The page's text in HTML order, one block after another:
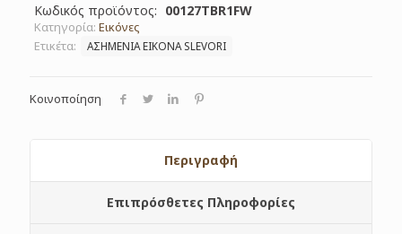
Κωδικός προϊόντος: 00127TBR1FW
Κατηγορία: Εικόνες
Ετικέτα:
ΑΣΗΜΕΝΙΑ ΕΙΚΟΝΑ SLEVORI
Κοινοποίηση
Περιγραφή
Επιπρόσθετες Πληροφορίες